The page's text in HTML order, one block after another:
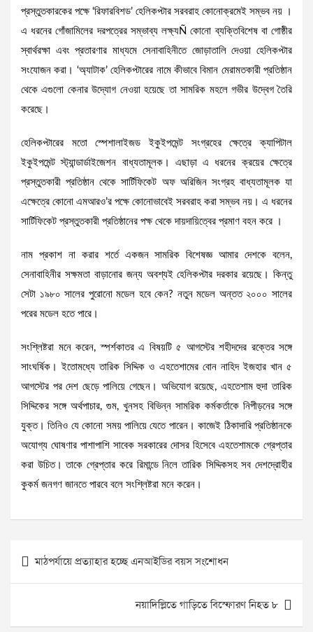
প্রস্তুতকারকের পক্ষে ‘রিফারবিশড’ হেলিকপ্টার সরবরাহ কোনোক্রমেই সম্ভব নয় ।
এ ধরনের গোঁজামিলের দরপত্রের সম্ভাব্য লক্ষ্যÑ কোনো ব্যক্তিবিশেষ বা গোষ্ঠীর
স্বার্থরক্ষা এবং প্রতারণার মাধ্যমে সেনাবাহিনীতে জোড়াতালি দেওয়া হেলিকপ্টার
সংযোজন করা। ‘অ্যাটাক’ হেলিকপ্টারের নামে কীভাবে বিমান মেরামতকারী প্রতিষ্ঠান
থেকে এগুলো কেনার উদ্যোগ নেওয়া হয়েছে তা সামরিক মহলে গভীর উদ্বেগ তৈরি
করেছে।
হেলিকপ্টারের মতো স্পেশালাইজড ইকুইপমেন্ট সংগ্রহের ক্ষেত্রে ক্যাপিটাল
ইকুইপমেন্ট স্ট্যান্ডার্ডাইজেশন বাধ্যতামূলক। এছাড়া এ ধরনের ক্রয়ের ক্ষেত্রে
প্রস্তুতকারী প্রতিষ্ঠান থেকে সার্টিফিকেট অফ অরিজিন সংগ্রহ বাধ্যতামূলক যা
এক্ষেত্রে কোনো এমআরও’র পক্ষে কোনোভাবেই সরবরাহ করা সম্ভব নয়। এ ধরনের
সার্টিফিকেট প্রস্তুতকারী প্রতিষ্ঠানের পক্ষ থেকে দায়দায়িত্বের প্রমাণ বহন করে ।
নাম প্রকাশ না করার শর্তে একজন সামরিক বিশেষজ্ঞ আমার দেশকে বলেন,
সেনাবাহিনীর সক্ষমতা বাড়ানোর জন্য অবশ্যই হেলিকপ্টার দরকার রয়েছে। কিন্তু
সেটা ১৯৮০ সালের পুরোনো মডেল হবে কেন? নতুন মডেল অন্তত ২০০০ সালের
পরের মডেল হতে পারে।
সংশ্লিষ্টরা মনে করেন, স্পর্শকাতর এ বিষয়টি ৫ আগস্টের শহীদদের রক্তের সঙ্গে
সাংঘর্ষিক। ইতোমধ্যে তারিক সিদ্দিক ও এহতেশামের বোন নাহিদ ইজহার খান ৫
আগস্টের পর দেশ ছেড়ে পালিয়ে গেছেন। অভিযোগ রয়েছে, এহতেশাম হুদা তারিক
সিদ্দিকের সঙ্গে অর্থপাচার, গুম, খুনসহ বিভিন্ন সামরিক কর্মকর্তাকে নিপীড়নের সঙ্গে
যুক্ত। তিনিও যে কোনো সময় পালিয়ে যেতে পারেন। কাজেই ঠিকাদারি প্রতিষ্ঠানকে
অযোগ্য ঘোষণার পাশাপাশি সাবেক সরকারের দোসর হিসেবে এহতেশামকে গ্রেপ্তার
করা উচিত। তাকে গ্রেপ্তার করে রিমান্ডে নিলে তারিক সিদ্দিকসহ সব দেশদ্রোহীর
কুকর্ম জনগণ জানতে পারবে বলে সংশ্লিষ্টরা মনে করেন।
Post
navigation
মাঠপর্যায়ে প্রত্যাহার হচ্ছে এনআইডির বয়স সংশোধন
নয়াদিল্লিতে গাড়িতে বিস্ফোরণ নিহত ৮